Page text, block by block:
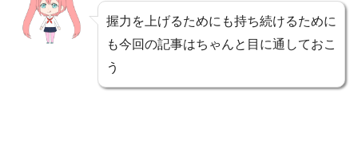
握力を上げるためにも持ち続けるために
も今回の記事はちゃんと目に通しておこ
う